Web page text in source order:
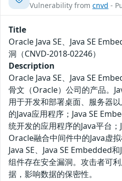
Vulnerability from cnvd -
Title
Oracle Java SE、Java SE
洞（CNVD-2018-02246）
Description
Oracle Java SE、Java SE
骨文（Oracle）公司的产品。
用于开发和部署桌面、服务器
的Java应用程序；Java SE
统开发的应用程序的Java平台
Oracle融合中间件中的Java虚
Java SE、Java SE Embedded
组件存在安全漏洞。攻击者可
据，影响数据的保密性。